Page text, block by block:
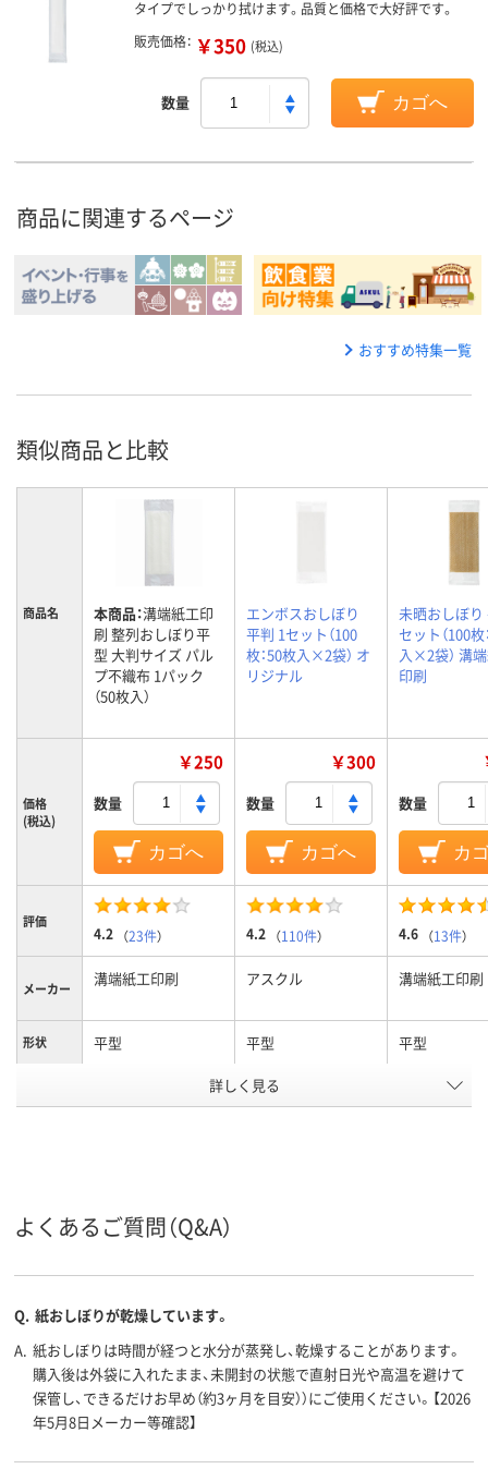
タイプでしっかり拭けます。品質と価格で大好評です。
販売価格： ￥350 (税込)
数量 カゴへ
商品に関連するページ
おすすめ特集一覧
類似商品と比較
商品名 本商品：溝端紙工印
刷 整列おしぼり平
型 大判サイズ パル
プ不織布 1パック
（50枚入）
エンボスおしぼり
平判 1セット（100
枚：50枚入×2袋） オ
リジナル
未晒おしぼり
セット（100枚
入×2袋） 溝
印刷
価格
(税込)
￥250
数量
カゴへ
￥300
数量
カゴへ
数量
カ
評価
4.2 （23件） 4.2 （110件） 4.6 （13件）
メーカー 溝端紙工印刷 アスクル 溝端紙工印刷
形状 平型 平型 平型
レギュラーサイズ レギュラー
布、パルプ不織布、パ
ルプ、不織布
商品環境
スコア
10
詳しく見る
よくあるご質問（Q&A）
Q. 紙おしぼりが乾燥しています。
A. 紙おしぼりは時間が経つと水分が蒸発し、乾燥することがあります。
購入後は外袋に入れたまま、未開封の状態で直射日光や高温を避けて
保管し、できるだけお早め（約3ヶ月を目安））にご使用ください。【2026
年5月8日メーカー等確認】